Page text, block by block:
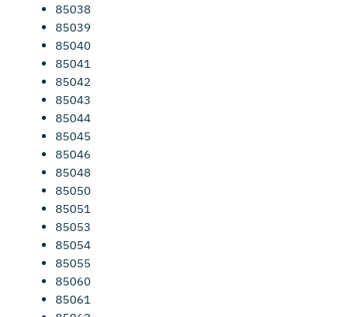
85038
85039
85040
85041
85042
85043
85044
85045
85046
85048
85050
85051
85053
85054
85055
85060
85061